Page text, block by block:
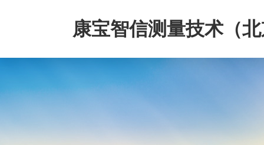
康宝智信测量技术（
限公司